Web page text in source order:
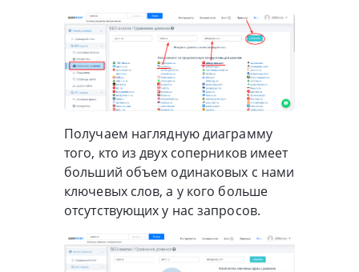
Получаем наглядную диаграмму
того, кто из двух соперников имеет
больший объем одинаковых с нами
ключевых слов, а у кого больше
отсутствующих у нас запросов.